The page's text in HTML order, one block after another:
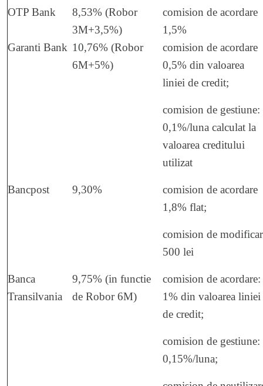
OTP Bank
8,53% (Robor
3M+3,5%)
comision de acordare
1,5%
Garanti Bank 10,76% (Robor
6M+5%)
comision de acordare
0,5% din valoarea
liniei de credit;
comision de gestiune:
0,1%/luna calculat la
valoarea creditului
utilizat
Bancpost 9,30%
comision de acordare
1,8% flat;
comision de
500 lei
Banca
Transilvania
9,75% (in functie
de Robor 6M)
comision de acordare:
1% din valoarea liniei
de credit;
comision de gestiune:
0,15%/luna;